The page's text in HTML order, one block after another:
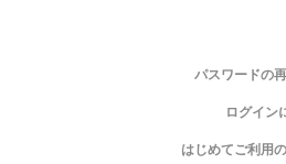
パスワードの
ログイン
はじめてご利用